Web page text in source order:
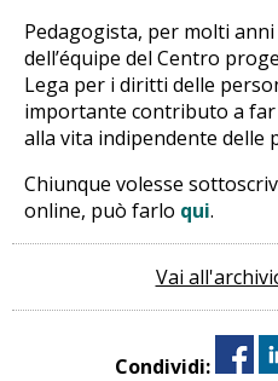
Pedagogista, per molti
dell’équipe del Centro
Lega per i diritti delle
importante contributo a
alla vita indipendente delle
Chiunque volesse
online, può farlo qui.
Vai
Condividi: